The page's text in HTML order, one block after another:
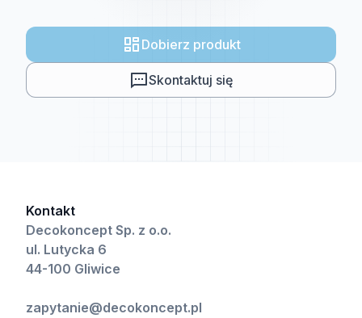
Dobierz produkt
Skontaktuj się
Kontakt
Decokoncept Sp. z o.o.
ul. Lutycka 6
44-100 Gliwice
zapytanie@decokoncept.pl